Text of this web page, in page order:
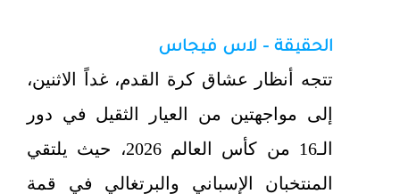
الحقيقة - لاس فيجاس
تتجه أنظار عشاق كرة القدم، غداً الاثنين،
إلى مواجهتين من العيار الثقيل في دور
الـ16 من كأس العالم 2026، حيث يلتقي
المنتخبان الإسباني والبرتغالي في قمة